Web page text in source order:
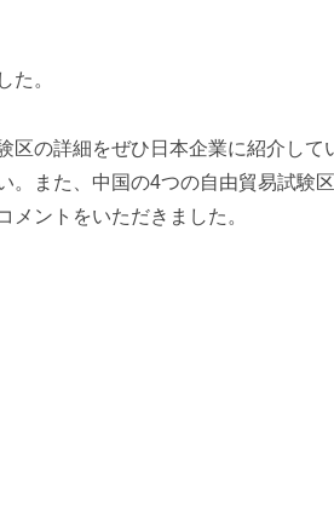
た。
の詳細をぜひ日本企業に紹介して
また、中国の4つの自由貿易試験
ントをいただきました。